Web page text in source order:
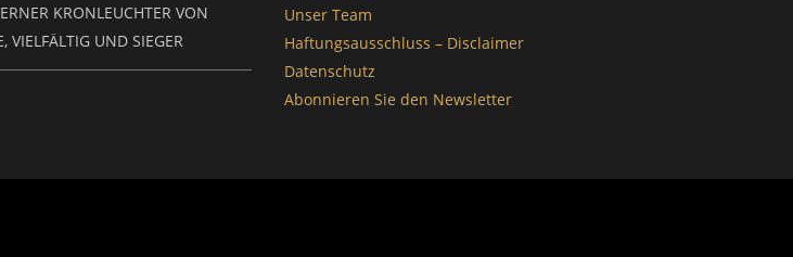
KRONLEUCHTER VON
VIELFÄLTIG UND SIEGER
Unser Team
Haftungsausschluss – Disclaimer
Datenschutz
Abonnieren Sie den Newsletter